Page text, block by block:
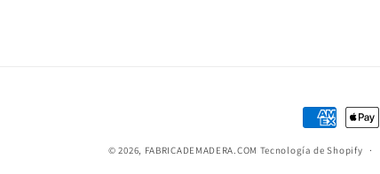
Formas
de
© 2026, FABRICADEMADERA.COM Tecnología de Shopify